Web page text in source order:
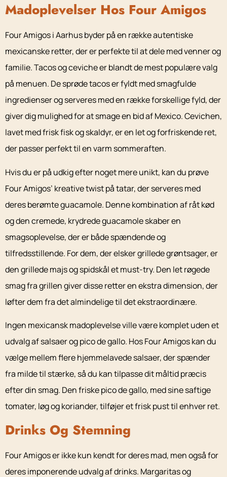
Madoplevelser Hos Four Amigos
Four Amigos i Aarhus byder på en række autentiske
mexicanske retter, der er perfekte til at dele med venner og
familie. Tacos og ceviche er blandt de mest populære valg
på menuen. De sprøde tacos er fyldt med smagfulde
ingredienser og serveres med en række forskellige fyld, der
giver dig mulighed for at smage en bid af Mexico. Cevichen,
lavet med frisk fisk og skaldyr, er en let og forfriskende ret,
der passer perfekt til en varm sommeraften.
Hvis du er på udkig efter noget mere unikt, kan du prøve
Four Amigos’ kreative twist på tatar, der serveres med
deres berømte guacamole. Denne kombination af råt kød
og den cremede, krydrede guacamole skaber en
smagsoplevelse, der er både spændende og
tilfredsstillende. For dem, der elsker grillede grøntsager, er
den grillede majs og spidskål et must-try. Den let røgede
smag fra grillen giver disse retter en ekstra dimension, der
løfter dem fra det almindelige til det ekstraordinære.
Ingen mexicansk madoplevelse ville være komplet uden et
udvalg af salsaer og pico de gallo. Hos Four Amigos kan du
vælge mellem flere hjemmelavede salsaer, der spænder
fra milde til stærke, så du kan tilpasse dit måltid præcis
efter din smag. Den friske pico de gallo, med sine saftige
tomater, løg og koriander, tilføjer et frisk pust til enhver ret.
Drinks Og Stemning
Four Amigos er ikke kun kendt for deres mad, men også for
deres imponerende udvalg af drinks. Margaritas og